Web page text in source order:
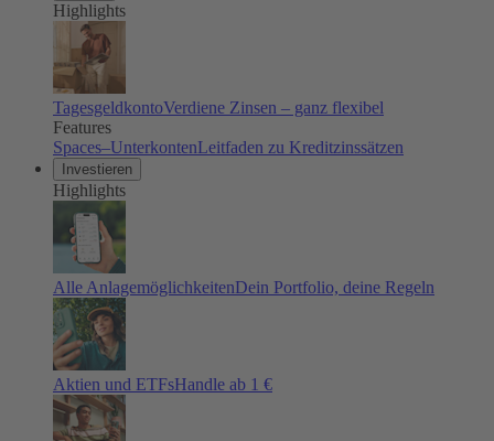
Highlights
TagesgeldkontoVerdiene Zinsen – ganz flexibel
Features
Spaces–UnterkontenLeitfaden zu Kreditzinssätzen
Investieren
Highlights
Alle AnlagemöglichkeitenDein Portfolio, deine Regeln
Aktien und ETFsHandle ab 1 €